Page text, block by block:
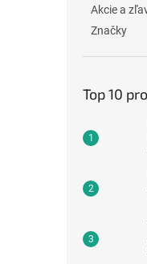
Akcie a
Značky
Top 10